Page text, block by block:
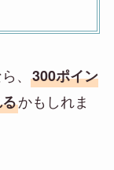
、 300ポイン
かもしれま